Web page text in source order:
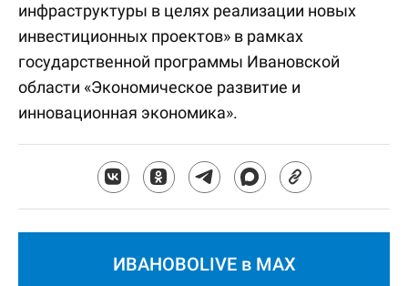
инфраструктуры в целях реализации новых
инвестиционных проектов» в рамках
государственной программы Ивановской
области «Экономическое развитие и
инновационная экономика».
ИВАНОВОLIVE в MAX